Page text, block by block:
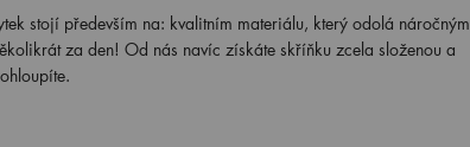
stojí především na: kvalitním materiálu, který odolá náročným
za den! Od nás navíc získáte skříňku zcela složenou a